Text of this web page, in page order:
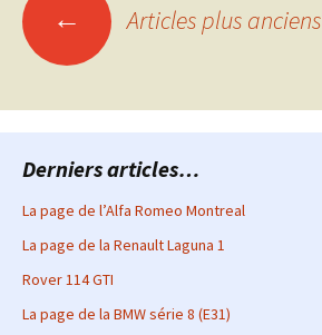
des
articles
← Articles plus anciens
Derniers articles…
La page de l’Alfa Romeo Montreal
La page de la Renault Laguna 1
Rover 114 GTI
La page de la BMW série 8 (E31)